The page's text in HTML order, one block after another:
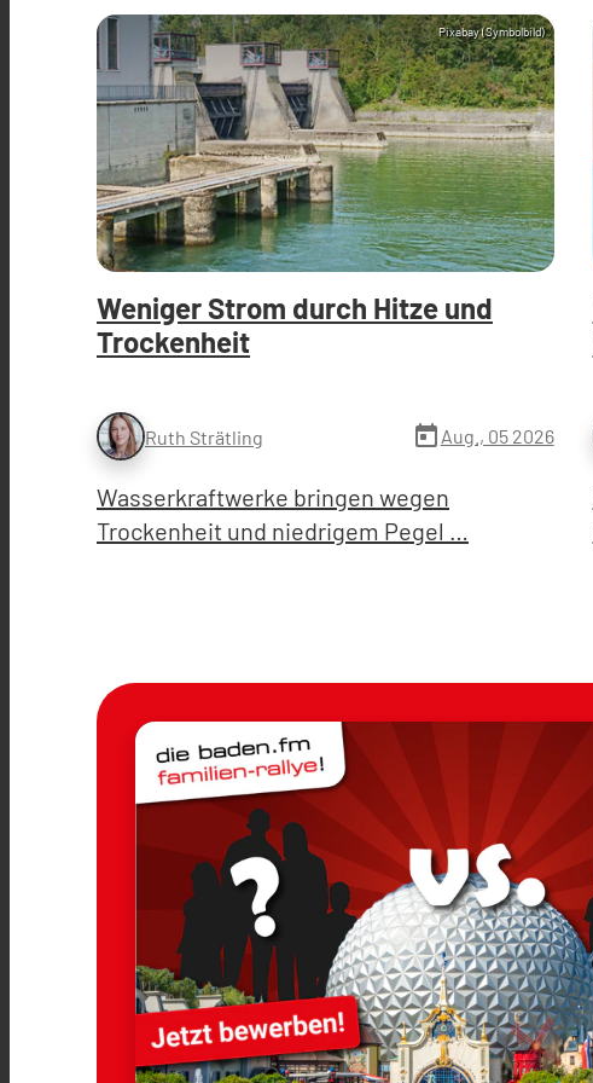
Pixabay (Symbolbild)
Weniger Strom durch Hitze und
Trockenheit
Ruth Strätling today Aug., 05 2026
Wasserkraftwerke bringen wegen
Trockenheit und niedrigem Pegel …